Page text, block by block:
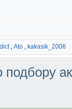
, Ato , kakasik_2006
подбору